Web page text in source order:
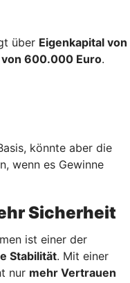
über Eigenkapital von
600.000 Euro.
könnte aber die
wenn es Gewinne
Sicherheit
ist einer der
Stabilität. Mit einer
nur mehr Vertrauen